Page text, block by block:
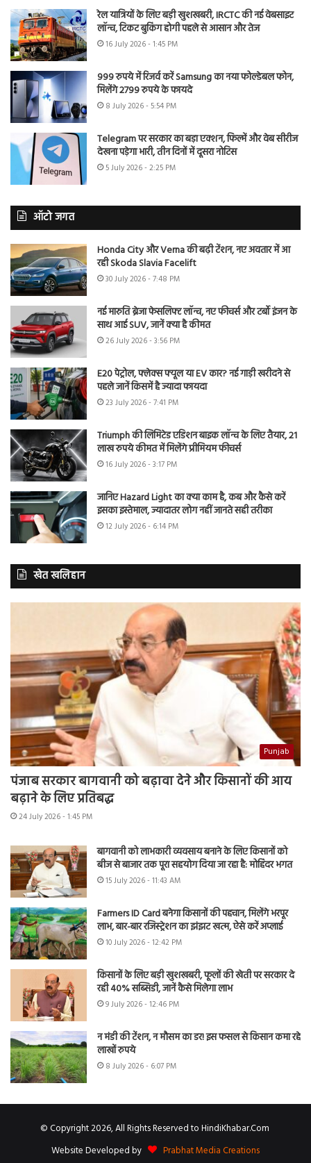
रेल यात्रियों के लिए बड़ी खुशखबरी, IRCTC की नई वेबसाइट
लॉन्च, टिकट बुकिंग होगी पहले से आसान और तेज
16 July 2026 - 1:45 PM
999 रुपये में रिजर्व करें Samsung का नया फोल्डेबल फोन,
मिलेंगे 2799 रुपये के फायदे
8 July 2026 - 5:54 PM
Telegram पर सरकार का बड़ा एक्शन, फिल्में और वेब सीरीज
देखना पड़ेगा भारी, तीन दिनों में दूसरा नोटिस
5 July 2026 - 2:25 PM
ऑटो जगत
Honda City और Verna की बढ़ी टेंशन, नए अवतार में आ
रही Skoda Slavia Facelift
30 July 2026 - 7:48 PM
नई मारुति ब्रेजा फेसलिफ्ट लॉन्च, नए फीचर्स और टर्बो इंजन के
साथ आई SUV, जानें क्या है कीमत
26 July 2026 - 3:56 PM
E20 पेट्रोल, फ्लेक्स फ्यूल या EV कार? नई गाड़ी खरीदने से
पहले जानें किसमें है ज्यादा फायदा
23 July 2026 - 7:41 PM
Triumph की लिमिटेड एडिशन बाइक लॉन्च के लिए तैयार, 21
लाख रुपये कीमत में मिलेंगे प्रीमियम फीचर्स
16 July 2026 - 3:17 PM
जानिए Hazard Light का क्या काम है, कब और कैसे करें
इसका इस्तेमाल, ज्यादातर लोग नहीं जानते सही तरीका
12 July 2026 - 6:14 PM
खेत खलिहान
Punjab
पंजाब सरकार बागवानी को बढ़ावा देने और किसानों की आय
बढ़ाने के लिए प्रतिबद्ध
24 July 2026 - 1:45 PM
बागवानी को लाभकारी व्यवसाय बनाने के लिए किसानों को
बीज से बाजार तक पूरा सहयोग दिया जा रहा है: मोहिंदर भगत
15 July 2026 - 11:43 AM
Farmers ID Card बनेगा किसानों की पहचान, मिलेंगे भरपूर
लाभ, बार-बार रजिस्ट्रेशन का झंझट खत्म, ऐसे करें अप्लाई
10 July 2026 - 12:42 PM
किसानों के लिए बड़ी खुशखबरी, फूलों की खेती पर सरकार दे
रही 40% सब्सिडी, जानें कैसे मिलेगा लाभ
9 July 2026 - 12:46 PM
न मंडी की टेंशन, न मौसम का डर! इस फसल से किसान कमा रहे
लाखों रुपये
8 July 2026 - 6:07 PM
© Copyright 2026, All Rights Reserved to HindiKhabar.Com
Website Developed by
Prabhat Media Creations